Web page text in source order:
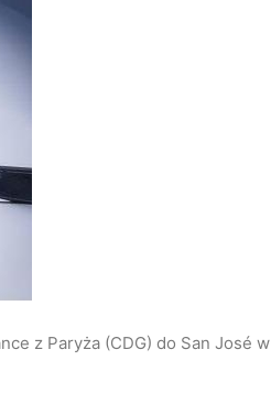
z Paryża (CDG) do San José w